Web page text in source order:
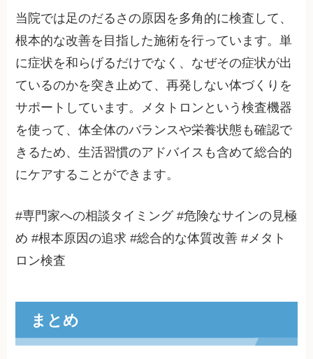
当院では足のだるさの原因を多角的に検査して、
根本的な改善を目指した施術を行っています。単
に症状を和らげるだけでなく、なぜその症状が出
ているのかを突き止めて、再発しない体づくりを
サポートしています。メタトロンという検査機器
を使って、体全体のバランスや栄養状態も確認で
きるため、生活習慣のアドバイスも含めて総合的
にケアすることができます。
#専門家への相談タイミング #危険なサインの見極
め #根本原因の追求 #総合的な体質改善 #メタト
ロン検査
まとめ